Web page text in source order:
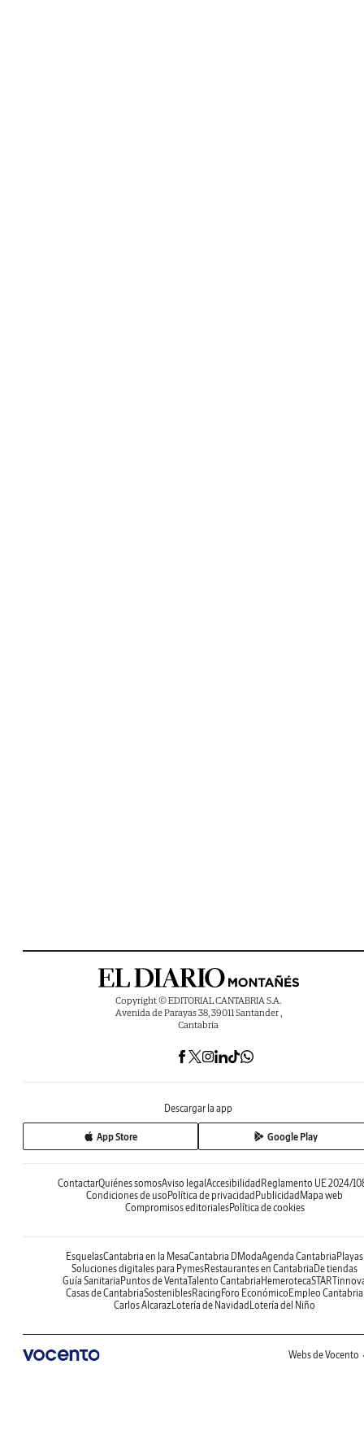
Copyright © EDITORIAL CANTABRIA S.A.
Avenida de Parayas 38, 39011 Santander ,
Cantabria
Descargar la app
App Store Google Play
ContactarQuiénes somosAviso legal Accesibilidad Reglamento UE 2024/
Condiciones de uso Política de privacidad Publicidad Mapa web
Compromisos editorialesPolítica de cookies
EsquelasCantabria en la MesaCantabria DModaAgenda Cantabria Playas
Soluciones digitales para PymesRestaurantes en Cantabria De tiendas
Guía Sanitaria Puntos de VentaTalento Cantabria Hemeroteca
Casas de CantabriaSosteniblesRacing Foro Económico Empleo Cantabria
Carlos AlcarazLotería de Navidad Lotería del Niño
Webs de Vocento